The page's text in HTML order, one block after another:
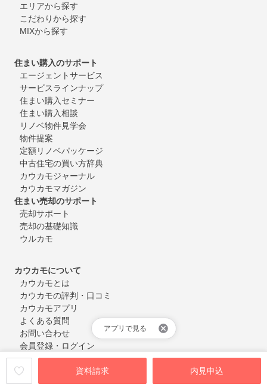
資料請求 内見申込
アプリで見る
エリアから探す
こだわりから探す
MIXから探す
住まい購入のサポート
エージェントサービス
サービスラインナップ
住まい購入セミナー
住まい購入相談
リノベ物件見学会
物件提案
定額リノベパッケージ
中古住宅の買い方辞典
カウカモジャーナル
カウカモマガジン
住まい売却のサポート
売却サポート
売却の基礎知識
ウルカモ
カウカモについて
カウカモとは
カウカモの評判・口コミ
カウカモアプリ
よくある質問
お問い合わせ
会員登録・ログイン